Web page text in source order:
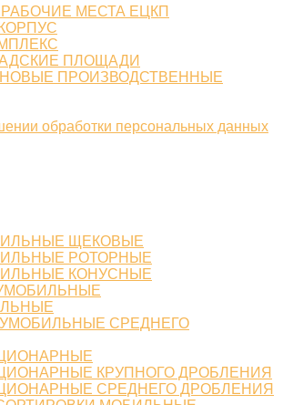
МЕСТА ЕЦКП
ПЛОЩАДИ
ПРОИЗВОДСТВЕННЫЕ
обработки персональных данных
ЩЕКОВЫЕ
РОТОРНЫЕ
КОНУСНЫЕ
СРЕДНЕГО
КРУПНОГО ДРОБЛЕНИЯ
СРЕДНЕГО ДРОБЛЕНИЯ